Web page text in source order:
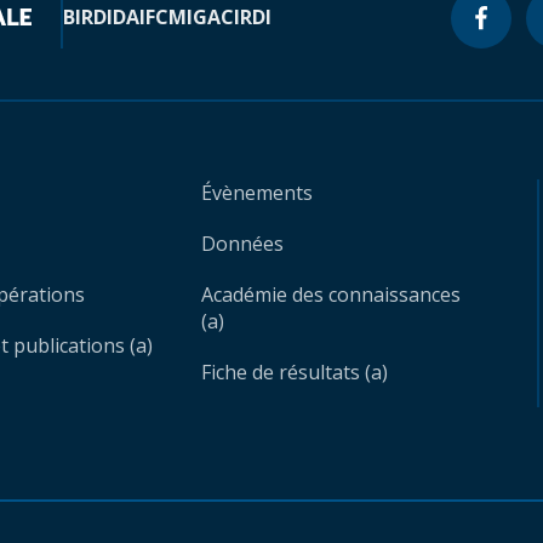
BIRDIDAIFCMIGACIRDI
publications (a)
Évènements
Données
Académie des connaissances
(a)
Fiche de résultats (a)